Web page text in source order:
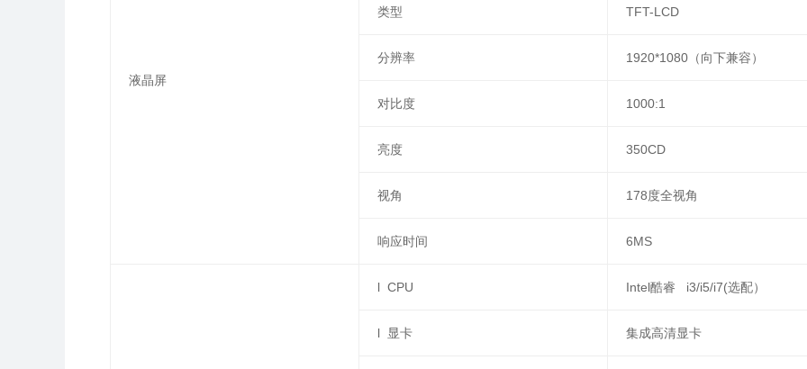
液晶屏
类型 TFT-LCD
分辨率 1920*1080（向下兼容）
对比度 1000:1
亮度 350CD
视角 178度全视角
响应时间 6MS
l CPU Intel酷睿 i3/i5/i7(选配）
l 显卡 集成高清显卡